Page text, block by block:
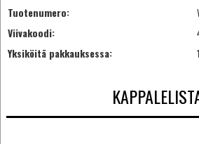
Tuotenumero:
Viivakoodi:
Yksiköitä pakkauksessa: